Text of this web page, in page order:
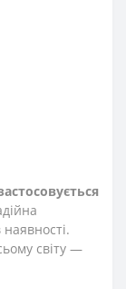
світу —